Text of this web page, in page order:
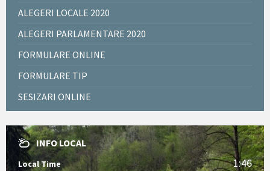
ALEGERI LOCALE 2020
ALEGERI PARLAMENTARE 2020
FORMULARE ONLINE
FORMULARE TIP
SESIZARI ONLINE
INFO LOCAL
Local Time 1:46